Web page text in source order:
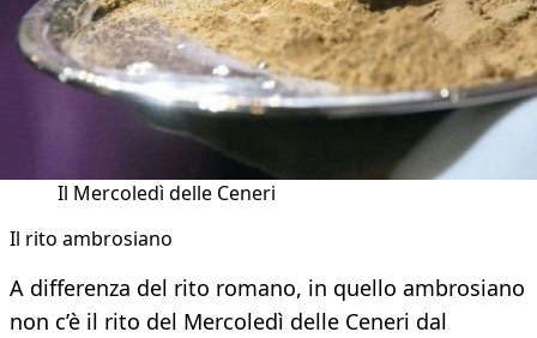
Il Mercoledì delle Ceneri
Il rito ambrosiano
A differenza del rito romano, in quello ambrosiano
non c’è il rito del Mercoledì delle Ceneri dal